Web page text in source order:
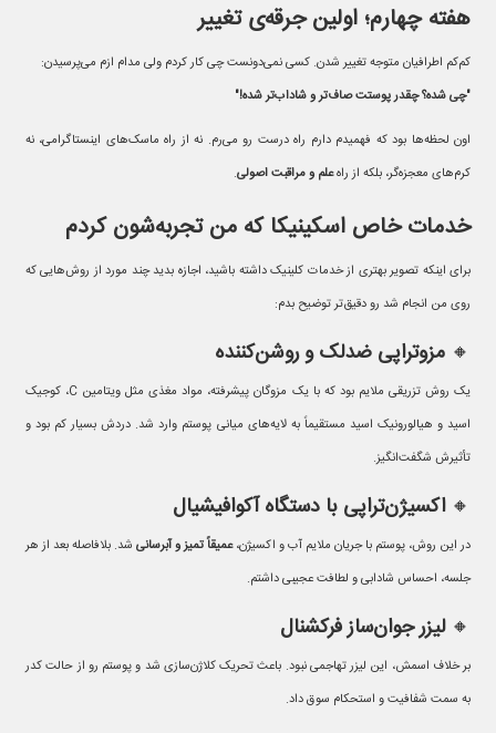
هفته چهارم؛ اولین جرقه‌ی تغییر
کم‌کم اطرافیان متوجه تغییر شدن. کسی نمی‌دونست چی کار کردم ولی مدام ازم می‌پرسیدن:
"چی شده؟ چقدر پوستت صاف‌تر و شاداب‌تر شده!"
اون لحظه‌ها بود که فهمیدم دارم راه درست رو می‌رم. نه از راه ماسک‌های اینستاگرامی، نه
کرم‌های معجزه‌گر، بلکه از راهعلم و مراقبت اصولی.
خدمات خاص اسکینیکا که من تجربه‌شون کردم
برای اینکه تصویر بهتری از خدمات کلینیک داشته باشید، اجازه بدید چند مورد از روش‌هایی که
روی من انجام شد رو دقیق‌تر توضیح بدم:
🔸 مزوتراپی ضدلک و روشن‌کننده
یک روش تزریقی ملایم بود که با یک مزوگان پیشرفته، مواد مغذی مثل ویتامین C، کوجیک
اسید و هیالورونیک اسید مستقیماً به لایه‌های میانی پوستم وارد شد. دردش بسیار کم بود و
تأثیرش شگفت‌انگیز.
🔸اکسیژن‌تراپی با دستگاه آکوافیشیال
در این روش، پوستم با جریان ملایم آب و اکسیژن،عمیقاً تمیز و آبرسانی شد. بلافاصله بعد از هر
جلسه، احساس شادابی و لطافت عجیبی داشتم.
🔸لیزر جوان‌ساز فرکشنال
بر خلاف اسمش، این لیزر تهاجمی نبود. باعث تحریک کلاژن‌سازی شد و پوستم رو از حالت کدر
به سمت شفافیت و استحکام سوق داد.